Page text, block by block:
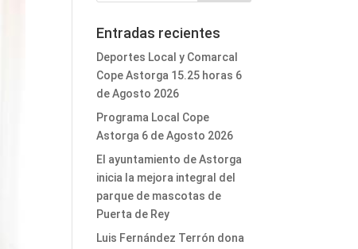
Entradas recientes
Deportes Local y Comarcal
Cope Astorga 15.25 horas 6
de Agosto 2026
Programa Local Cope
Astorga 6 de Agosto 2026
El ayuntamiento de Astorga
inicia la mejora integral del
parque de mascotas de
Puerta de Rey
Luis Fernández Terrón dona